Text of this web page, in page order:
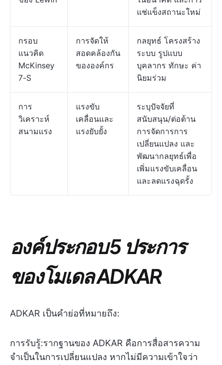
แช่แข็งสถานะใหม่
กรอบ
แนวคิด
McKinsey
7-S
การจัดให้
สอดคล้องกัน
ขององค์กร
กลยุทธ์ โครงสร้าง
ระบบ รูปแบบ
บุคลากร ทักษะ ค่า
นิยมร่วม
การ
วิเคราะห์
สนามแรง
แรงขับ
เคลื่อนและ
แรงยับยั้ง
ระบุปัจจัยที่
สนับสนุน/ต่อต้าน
การจัดการการ
เปลี่ยนแปลง และ
พัฒนากลยุทธ์เพื่อ
เพิ่มแรงขับเคลื่อน
และลดแรงฉุดรั้ง
องค์ประกอบ 5 ประการ
ของโมเดล ADKAR
ADKAR เป็นคำย่อที่หมายถึง:
การรับรู้:รากฐานของ ADKAR คือการสื่อสารความ
จำเป็นในการเปลี่ยนแปลง หากไม่มีความเข้าใจว่า